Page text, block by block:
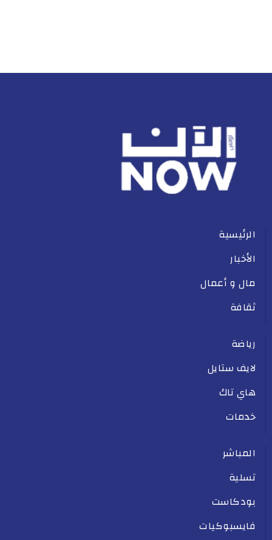
الرئيسية
الأخبار
مال و أعمال
ثقافة
رياضة
لايف ستايل
هاي تاك
خدمات
المباشر
تسلية
بودكاست
فايسبوكيات